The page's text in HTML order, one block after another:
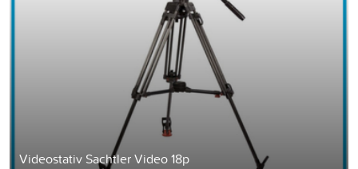
Videostativ Sachtler Video 18p